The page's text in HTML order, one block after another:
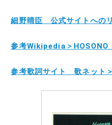
細野晴臣 公式サイトへの
参考Wikipedia＞HOSONO
参考歌詞サイト 歌ネット